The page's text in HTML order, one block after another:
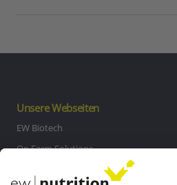
Unsere Webseiten
EW Biotech
On Farm Solutions